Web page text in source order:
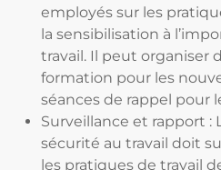
employés sur les
la sensibilisation à
travail. Il peut organiser
formation pour les
séances de rappel pour
Surveillance et rapport :
sécurité au travail doit
les pratiques de travail